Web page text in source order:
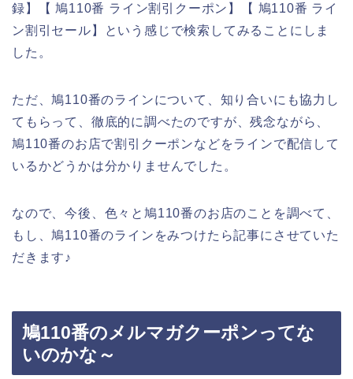
録】【 鳩110番 ライン割引クーポン】【 鳩110番 ライ
ン割引セール】という感じで検索してみることにしま
した。
ただ、鳩110番のラインについて、知り合いにも協力し
てもらって、徹底的に調べたのですが、残念ながら、
鳩110番のお店で割引クーポンなどをラインで配信して
いるかどうかは分かりませんでした。
なので、今後、色々と鳩110番のお店のことを調べて、
もし、鳩110番のラインをみつけたら記事にさせていた
だきます♪
鳩110番のメルマガクーポンってな
いのかな～